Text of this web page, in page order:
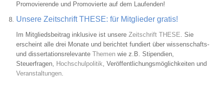
Promovierende und Promovierte auf dem Laufenden!
Unsere Zeitschrift THESE: für Mitglieder gratis!
Im Mitgliedsbeitrag inklusive ist unsere Zeitschrift THESE. Sie
erscheint alle drei Monate und berichtet fundiert über wissenschafts-
und dissertationsrelevante Themen wie z.B. Stipendien,
Steuerfragen, Hochschulpolitik, Veröffentlichungsmöglichkeiten und
Veranstaltungen.